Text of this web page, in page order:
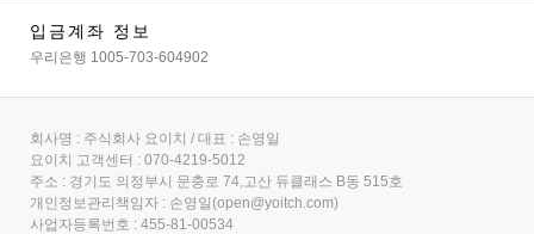
입금계좌 정보
우리은행 1005-703-604902
회사명 : 주식회사 요이치 / 대표 : 손영일
요이치 고객센터 : 070-4219-5012
주소 : 경기도 의정부시 문충로 74,고산 듀클래스 B동 515호
개인정보관리책임자 : 손영일(open@yoitch.com)
사업자등록번호 : 455-81-00534